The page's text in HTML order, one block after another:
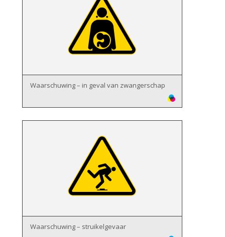
Waarschuwing – in geval van zwangerschap
Waarschuwing – struikelgevaar